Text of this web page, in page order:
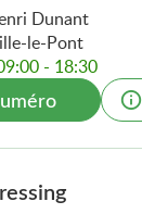
Dunant
le-Pont
- 18:30